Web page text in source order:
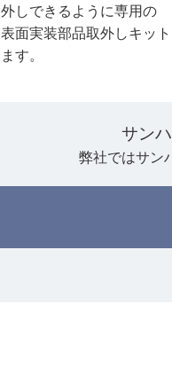
しできるように専用の
面実装部品取外しキット
す。
サン
弊社ではサン